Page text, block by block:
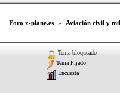
Foro x-plane.es » Aviación civil y
Tema bloqueado
Tema Fijado
Encuesta